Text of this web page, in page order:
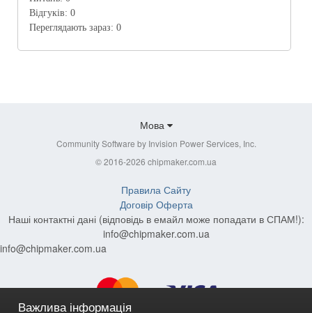
Відгуків: 0
Переглядають зараз: 0
Мова
Community Software by Invision Power Services, Inc.
© 2016-2026 chipmaker.com.ua
Важлива інформація
Правила Сайту
Договір Оферта
Наші контактні дані (відповідь в емайл може попадати в СПАМ!):
info@chipmaker.com.ua
info@chipmaker.com.ua